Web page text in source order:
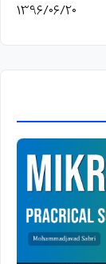
1396/06/20